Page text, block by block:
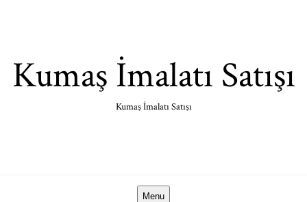
Kumaş İmalatı Satışı
Kumaş İmalatı Satışı
Menu